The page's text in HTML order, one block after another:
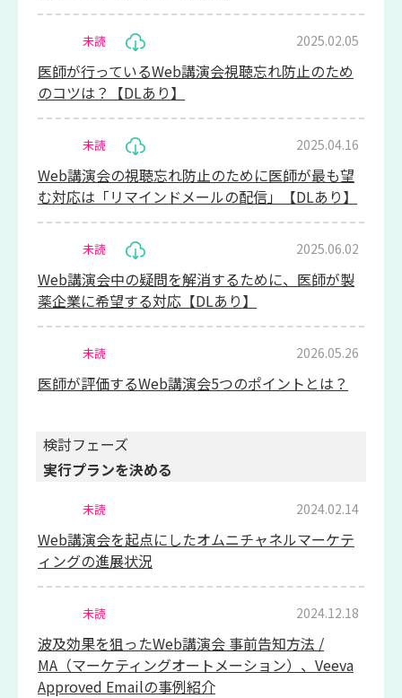
未読
医師が行っているWeb講演会視聴忘れ防止のため
のコツは？【DLあり】
2025.02.05
未読
Web講演会の視聴忘れ防止のために医師が最も望
む対応は「リマインドメールの配信」【DLあり】
2025.04.16
未読
Web講演会中の疑問を解消するために、医師が製
薬企業に希望する対応【DLあり】
2025.06.02
未読
医師が評価するWeb講演会5つのポイントとは？
2026.05.26
検討フェーズ
実行プランを決める
未読
Web講演会を起点にしたオムニチャネルマーケテ
ィングの進展状況
2024.02.14
未読
波及効果を狙ったWeb講演会 事前告知方法 /
MA（マーケティングオートメーション）、Veeva
Approved Emailの事例紹介
2024.12.18